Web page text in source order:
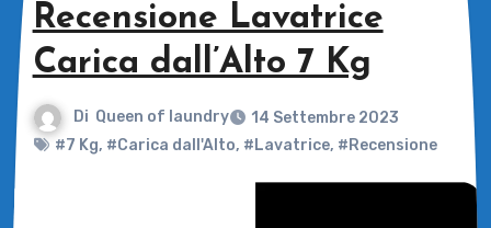
Recensione Lavatrice
Carica dall’Alto 7 Kg
Di Queen of laundry
14 Settembre 2023
#7 Kg, #Carica dall'Alto, #Lavatrice, #Recensione